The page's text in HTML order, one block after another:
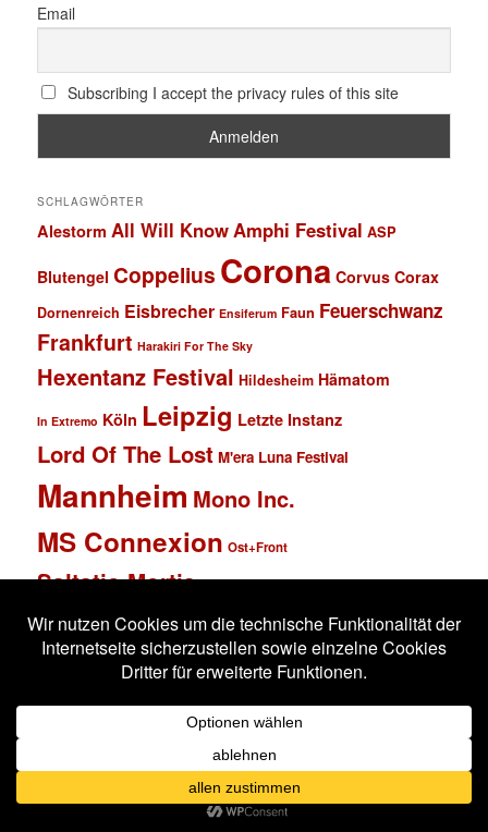
Email
Subscribing I accept the privacy rules of this site
SCHLAGWÖRTER
Alestorm All Will KnowAmphi Festival ASP
Blutengel Coppelius Corona Corvus Corax
Dornenreich Eisbrecher Ensiferum Faun Feuerschwanz
Frankfurt Harakiri For The Sky
Hexentanz Festival Hildesheim Hämatom
In Extremo Köln Leipzig Letzte Instanz
Lord Of The Lost M'era Luna Festival
Mannheim Mono Inc.
MS Connexion Ost+Front
Saltatio Mortis Schlachthof Solar Fake
Stahlmann Statistik Subway to Sally
Super Schwarzes Mannheim Tanzbrunnen
Tanzwut Unzucht Wacken
Wacken Open Air
Wave Gotik TreffenWelle:Erdball
Wiesbaden Xandria